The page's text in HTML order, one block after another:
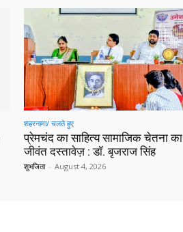
शहरनामा/ चलते हुए
प्रेमचंद का साहित्य सामाजिक चेतना का
जीवंत दस्तावेज़ : डॉ. बृजराज सिंह
शुभजिता - August 4, 2026